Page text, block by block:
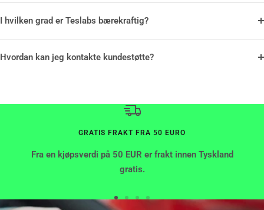
I hvilken grad er Teslabs bærekraftig?
Hvordan kan jeg kontakte kundestøtte?
GRATIS FRAKT FRA 50 EURO
Fra en kjøpsverdi på 50 EUR er frakt innen Tyskland
gratis.
Gå